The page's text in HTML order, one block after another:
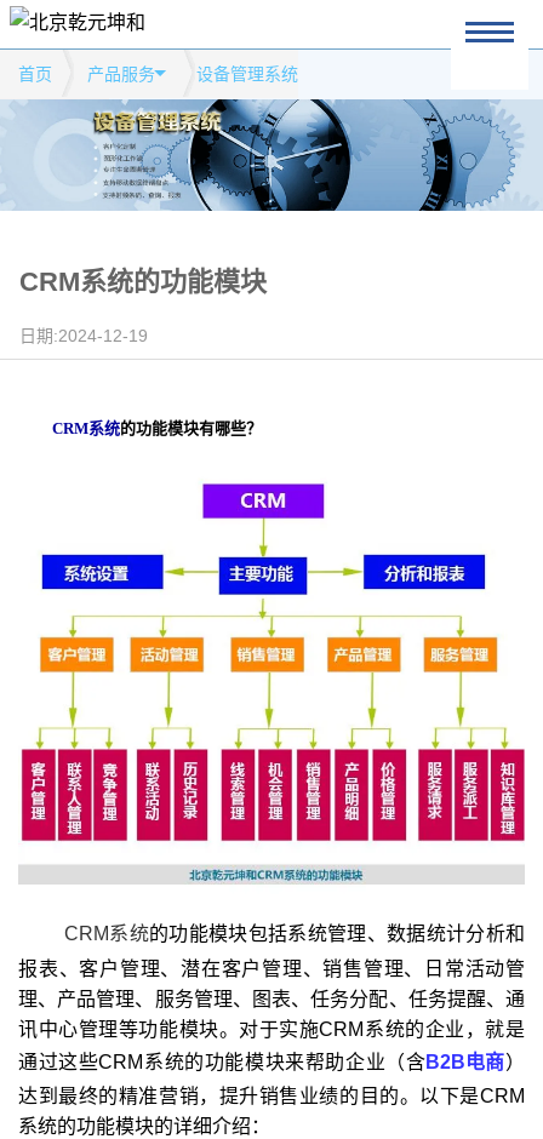
首页 产品服务 设备管理系统
CRM系统的功能模块
日期:2024-12-19
CRM系统的功能模块有哪些？
CRM系统的功能模块包括系统管理、数据统计分析和
报表、客户管理、潜在客户管理、销售管理、日常活动管
理、产品管理、服务管理、图表、任务分配、任务提醒、通
讯中心管理等功能模块。对于实施CRM系统的企业，就是
通过这些CRM系统的功能模块来帮助企业（含B2B电商）
达到最终的精准营销，提升销售业绩的目的。以下是CRM
系统的功能模块的详细介绍：